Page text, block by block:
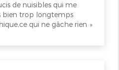
de nuisibles qui me
bien trop longtemps
qui ne gâche rien